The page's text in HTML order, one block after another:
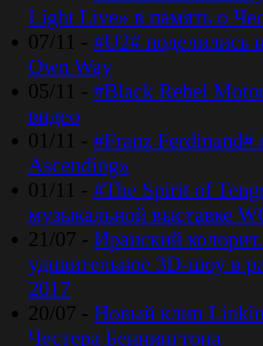
Light Live» в память о
07/11 - #U2#
Own Way
05/11 - #Black Rebel
видео
01/11 - #Franz Ferdinand#
Ascending»
01/11 - #The Spirit of
музыкальной выставке
21/07 - Иранский
удивительное 3D-шоу в
2017
20/07 - Новый клип Linkin
Честера Беннингтона